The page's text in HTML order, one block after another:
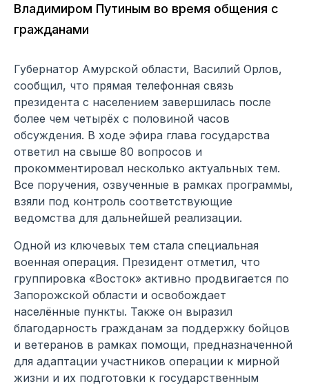
Владимиром Путиным во время общения с
гражданами
Губернатор Амурской области, Василий Орлов,
сообщил, что прямая телефонная связь
президента с населением завершилась после
более чем четырёх с половиной часов
обсуждения. В ходе эфира глава государства
ответил на свыше 80 вопросов и
прокомментировал несколько актуальных тем.
Все поручения, озвученные в рамках программы,
взяли под контроль соответствующие
ведомства для дальнейшей реализации.
Одной из ключевых тем стала специальная
военная операция. Президент отметил, что
группировка «Восток» активно продвигается по
Запорожской области и освобождает
населённые пункты. Также он выразил
благодарность гражданам за поддержку бойцов
и ветеранов в рамках помощи, предназначенной
для адаптации участников операции к мирной
жизни и их подготовки к государственным